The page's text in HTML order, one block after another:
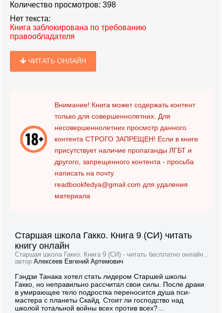
Количество просмотров: 398
Нет текста:
Книга заблокирована по требованию
правообладателя
ЧИТАТЬ ОНЛАЙН
Внимание! Книга может содержать контент
только для совершеннолетних. Для
несовершеннолетних просмотр данного
контента СТРОГО ЗАПРЕЩЕН! Если в книге
присутствует наличие пропаганды ЛГБТ и
другого, запрещенного контента - просьба
написать на почту
readbookfedya@gmail.com для удаления
материала
Старшая школа Гакко. Книга 9 (СИ) читать
книгу онлайн
Старшая школа Гакко. Книга 9 (СИ) - читать бесплатно онлайн ,
автор Алексеев Евгений Артемович
Гэндзи Танака хотел стать лидером Старшей школы
Гакко, но неправильно рассчитал свои силы. После драки
в умирающее тело подростка переносится душа пси-
мастера с планеты Скайд. Стоит ли господство над
школой тотальной войны всех против всех?…